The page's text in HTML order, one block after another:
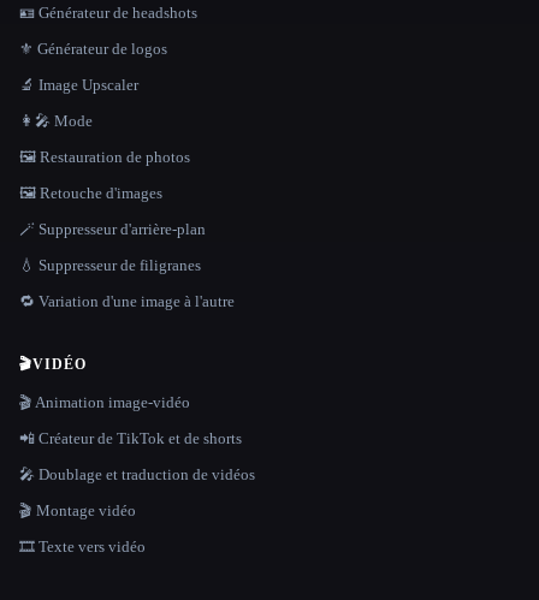
🪪 Générateur de headshots
⚜️ Générateur de logos
🔬 Image Upscaler
👩‍🎤 Mode
🖼️ Restauration de photos
🖼️ Retouche d'images
🪄 Suppresseur d'arrière-plan
💧 Suppresseur de filigranes
🔁 Variation d'une image à l'autre
🎬VIDÉO
🎬 Animation image-vidéo
📲 Créateur de TikTok et de shorts
🎤 Doublage et traduction de vidéos
🎬 Montage vidéo
🎞️ Texte vers vidéo